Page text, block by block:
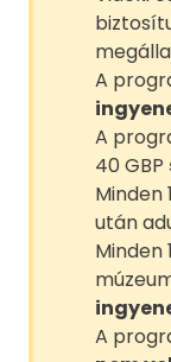
A
A
40 GBP
Minden
után
Minden
A